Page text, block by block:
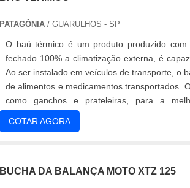
PATAGÔNIA/ GUARULHOS - SP
O baú térmico é um produto produzido
fechado 100% a climatização externa, é
Ao ser instalado em veículos de transporte, o
de alimentos e medicamentos transportados.
como ganchos e prateleiras, para a
Diferencial em uti....
COTAR AGORA
BUCHA DA BALANÇA MOTO XTZ 125